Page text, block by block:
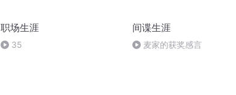
职场生涯
35
间谍生涯
麦家的获奖感言